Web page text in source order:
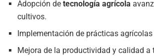
Adopción detecnología agrícola
cultivos.
Implementación de prácticas
Mejora de la productividad y calidad